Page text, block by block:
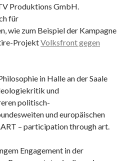
Produktions GmbH.
für
wie zum Beispiel der Kampagne
ProjektVolksfront gegen
in Halle an der Saale
und
politisch-
und europäischen
– participation through art.
Engagement in der